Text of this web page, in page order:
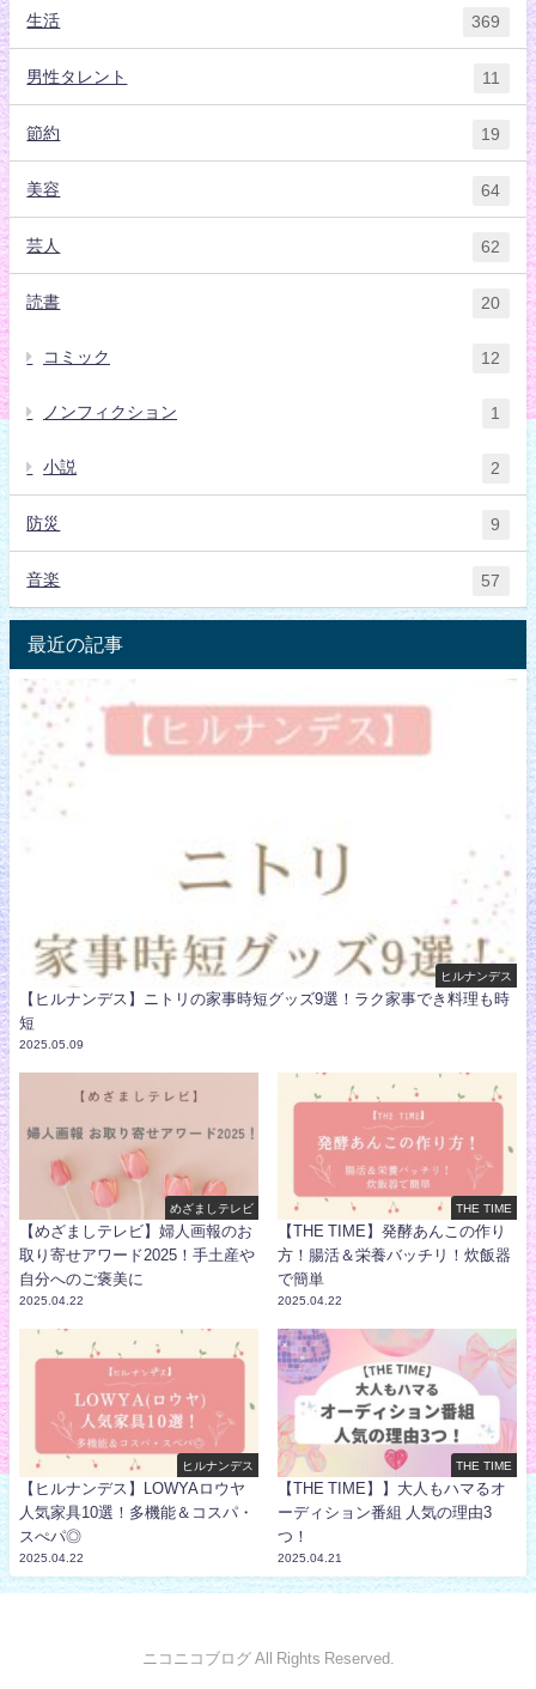
生活 369
男性タレント 11
節約 19
美容 64
芸人 62
読書 20
コミック 12
ノンフィクション 1
小説 2
防災 9
音楽 57
最近の記事
ヒルナンデス
【ヒルナンデス】ニトリの家事時短グッズ9選！ラク家事でき料理も時
短
2025.05.09
めざましテレビ
【めざましテレビ】婦人画報のお
取り寄せアワード2025！手土産や
自分へのご褒美に
2025.04.22
THE TIME
【THE TIME】発酵あんこの作り
方！腸活＆栄養バッチリ！炊飯器
で簡単
2025.04.22
ヒルナンデス
【ヒルナンデス】LOWYAロウヤ
人気家具10選！多機能＆コスパ・
スぺパ◎
2025.04.22
THE TIME
【THE TIME】】大人もハマるオ
ーディション番組 人気の理由3
つ！
2025.04.21
ニコニコブログ All Rights Reserved.